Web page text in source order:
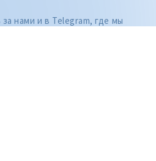
нами и в Telegram, где мы